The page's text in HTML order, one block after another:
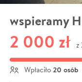
wspieramy
2 000 zł z
Wpłaciło 20 osób